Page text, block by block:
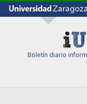
Boletín diario